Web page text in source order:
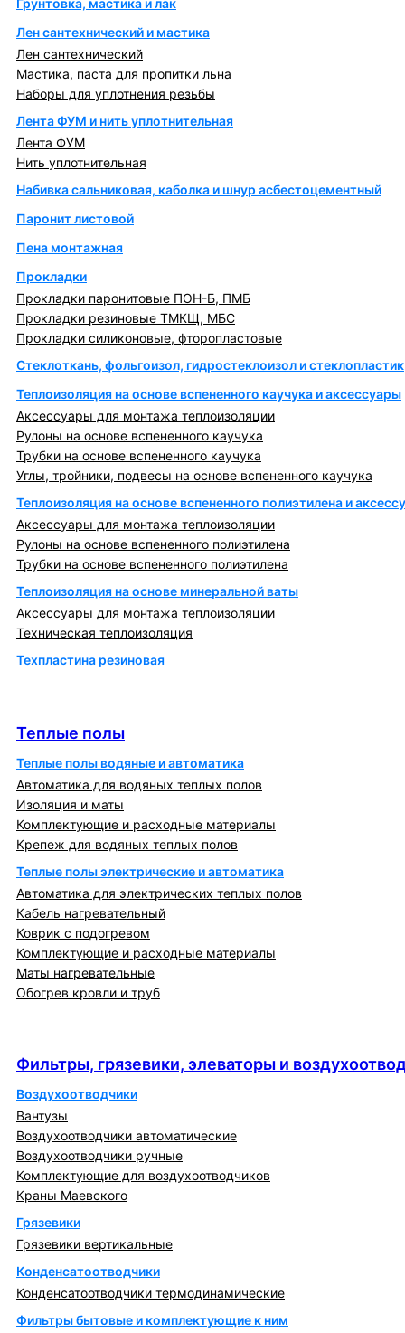
Грунтовка, мастика и лак
Лен сантехнический и мастика
Лен сантехнический
Мастика, паста для пропитки льна
Наборы для уплотнения резьбы
Лента ФУМ и нить уплотнительная
Лента ФУМ
Нить уплотнительная
Набивка сальниковая, каболка и шнур асбестоцементный
Паронит листовой
Пена монтажная
Прокладки
Прокладки паронитовые ПОН-Б, ПМБ
Прокладки резиновые ТМКЩ, МБС
Прокладки силиконовые, фторопластовые
Стеклоткань, фольгоизол, гидростеклоизол и стеклопластик
Теплоизоляция на основе вспененного каучука и аксессуары
Аксессуары для монтажа теплоизоляции
Рулоны на основе вспененного каучука
Трубки на основе вспененного каучука
Углы, тройники, подвесы на основе вспененного каучука
Теплоизоляция на основе вспененного полиэтилена и
Аксессуары для монтажа теплоизоляции
Рулоны на основе вспененного полиэтилена
Трубки на основе вспененного полиэтилена
Теплоизоляция на основе минеральной ваты
Аксессуары для монтажа теплоизоляции
Техническая теплоизоляция
Техпластина резиновая
Теплые полы
Теплые полы водяные и автоматика
Автоматика для водяных теплых полов
Изоляция и маты
Комплектующие и расходные материалы
Крепеж для водяных теплых полов
Теплые полы электрические и автоматика
Автоматика для электрических теплых полов
Кабель нагревательный
Коврик с подогревом
Комплектующие и расходные материалы
Маты нагревательные
Обогрев кровли и труб
Фильтры, грязевики, элеваторы и
Воздухоотводчики
Вантузы
Воздухоотводчики автоматические
Воздухоотводчики ручные
Комплектующие для воздухоотводчиков
Краны Маевского
Грязевики
Грязевики вертикальные
Конденсатоотводчики
Конденсатоотводчики термодинамические
Фильтры бытовые и комплектующие к ним